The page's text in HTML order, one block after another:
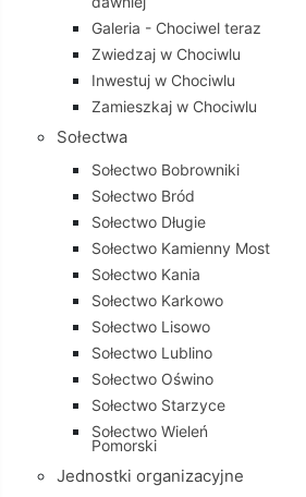
Galeria - Chociwel teraz
Zwiedzaj w Chociwlu
Inwestuj w Chociwlu
Zamieszkaj w Chociwlu
Sołectwa
Sołectwo Bobrowniki
Sołectwo Bród
Sołectwo Długie
Sołectwo Kamienny Most
Sołectwo Kania
Sołectwo Karkowo
Sołectwo Lisowo
Sołectwo Lublino
Sołectwo Oświno
Sołectwo Starzyce
Sołectwo Wieleń
Pomorski
Jednostki organizacyjne